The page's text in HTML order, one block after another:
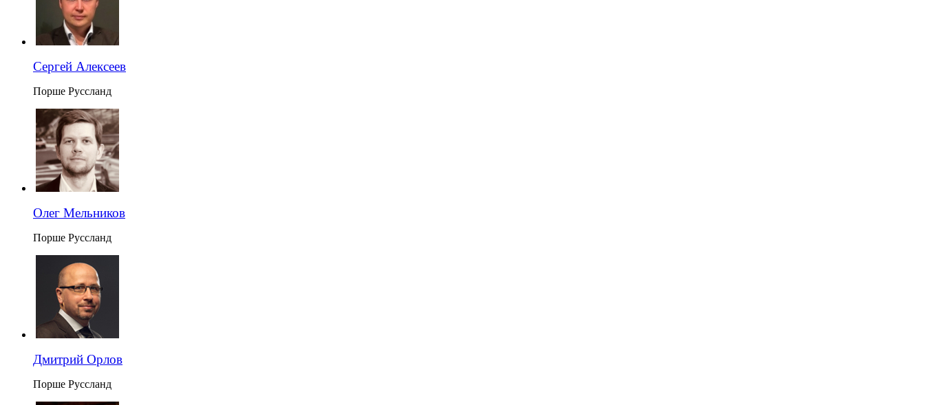
Сергей Алексеев
Порше Руссланд
Олег Мельников
Порше Руссланд
Дмитрий Орлов
Порше Руссланд